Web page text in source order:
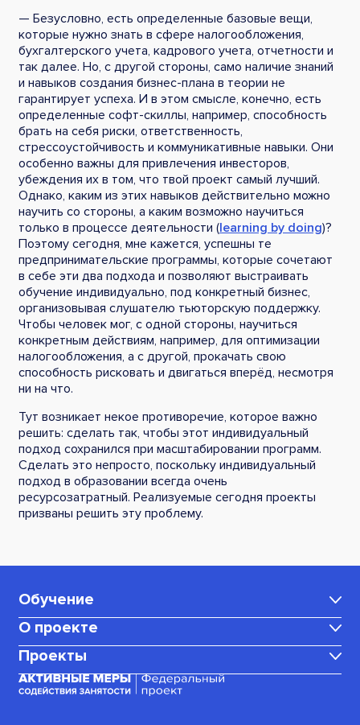
— Безусловно, есть определенные базовые вещи,
которые нужно знать в сфере налогообложения,
бухгалтерского учета, кадрового учета, отчетности и
так далее. Но, с другой стороны, само наличие знаний
и навыков создания бизнес-плана в теории не
гарантирует успеха. И в этом смысле, конечно, есть
определенные софт-скиллы, например, способность
брать на себя риски, ответственность,
стрессоустойчивость и коммуникативные навыки. Они
особенно важны для привлечения инвесторов,
убеждения их в том, что твой проект самый лучший.
Однако, каким из этих навыков действительно можно
научить со стороны, а каким возможно научиться
только в процессе деятельности (learning by doing)?
Поэтому сегодня, мне кажется, успешны те
предпринимательские программы, которые сочетают
в себе эти два подхода и позволяют выстраивать
обучение индивидуально, под конкретный бизнес,
организовывая слушателю тьюторскую поддержку.
Чтобы человек мог, с одной стороны, научиться
конкретным действиям, например, для оптимизации
налогообложения, а с другой, прокачать свою
способность рисковать и двигаться вперёд, несмотря
ни на что.
Тут возникает некое противоречие, которое важно
решить: сделать так, чтобы этот индивидуальный
подход сохранился при масштабировании программ.
Сделать это непросто, поскольку индивидуальный
подход в образовании всегда очень
ресурсозатратный. Реализуемые сегодня проекты
призваны решить эту проблему.
Обучение
Каталог программ
Для мам в декрете
О проекте
Центр карьеры
Корпоративное обучение
Проекты
Медиаблог